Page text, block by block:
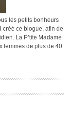
les petits bonheurs
créé ce blogue, afin de
La P’tite Madame
femmes de plus de 40